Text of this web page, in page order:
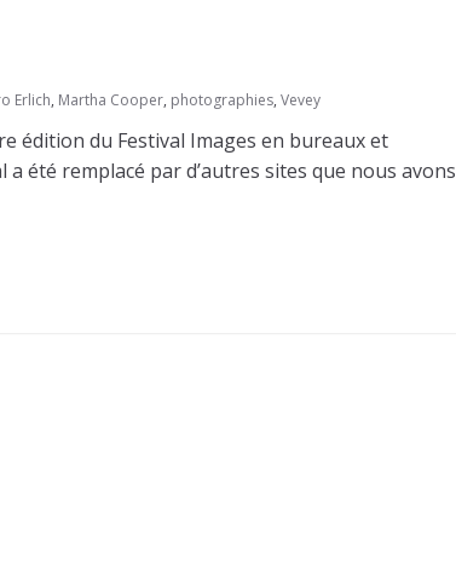
Erlich, Martha Cooper, photographies, Vevey
édition du Festival Images en bureaux et
été remplacé par d’autres sites que nous avons